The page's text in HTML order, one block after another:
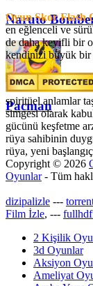
Naruto
Pacman
Oyun Skor Flash
en eğlenceli ve
de daha keyifli bir
kendinizi büyük bir
spiritüel anlamlar
simgesi olarak
gücünü keşfetme
rüya sahibinin
rüya, yeni
Copyright © 2026
Oyunlar- Tüm
dizipalizle ---
Film İzle, ---
2 Kişilik
3d Oyunlar
Aksiyon
Ameliyat